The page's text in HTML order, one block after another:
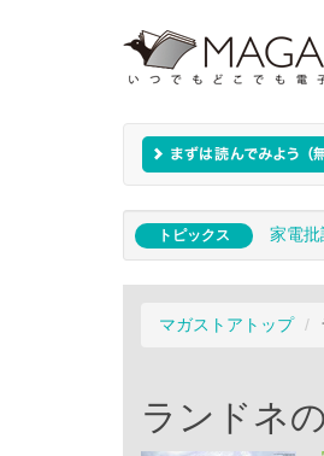
トピックス 家電
マガストアトップ
ランドネ